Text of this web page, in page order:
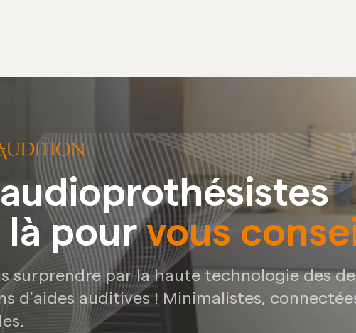
audioprothésistes
là pourvous
surprendre par la haute technologie des
d'aides auditives ! Minimalistes,